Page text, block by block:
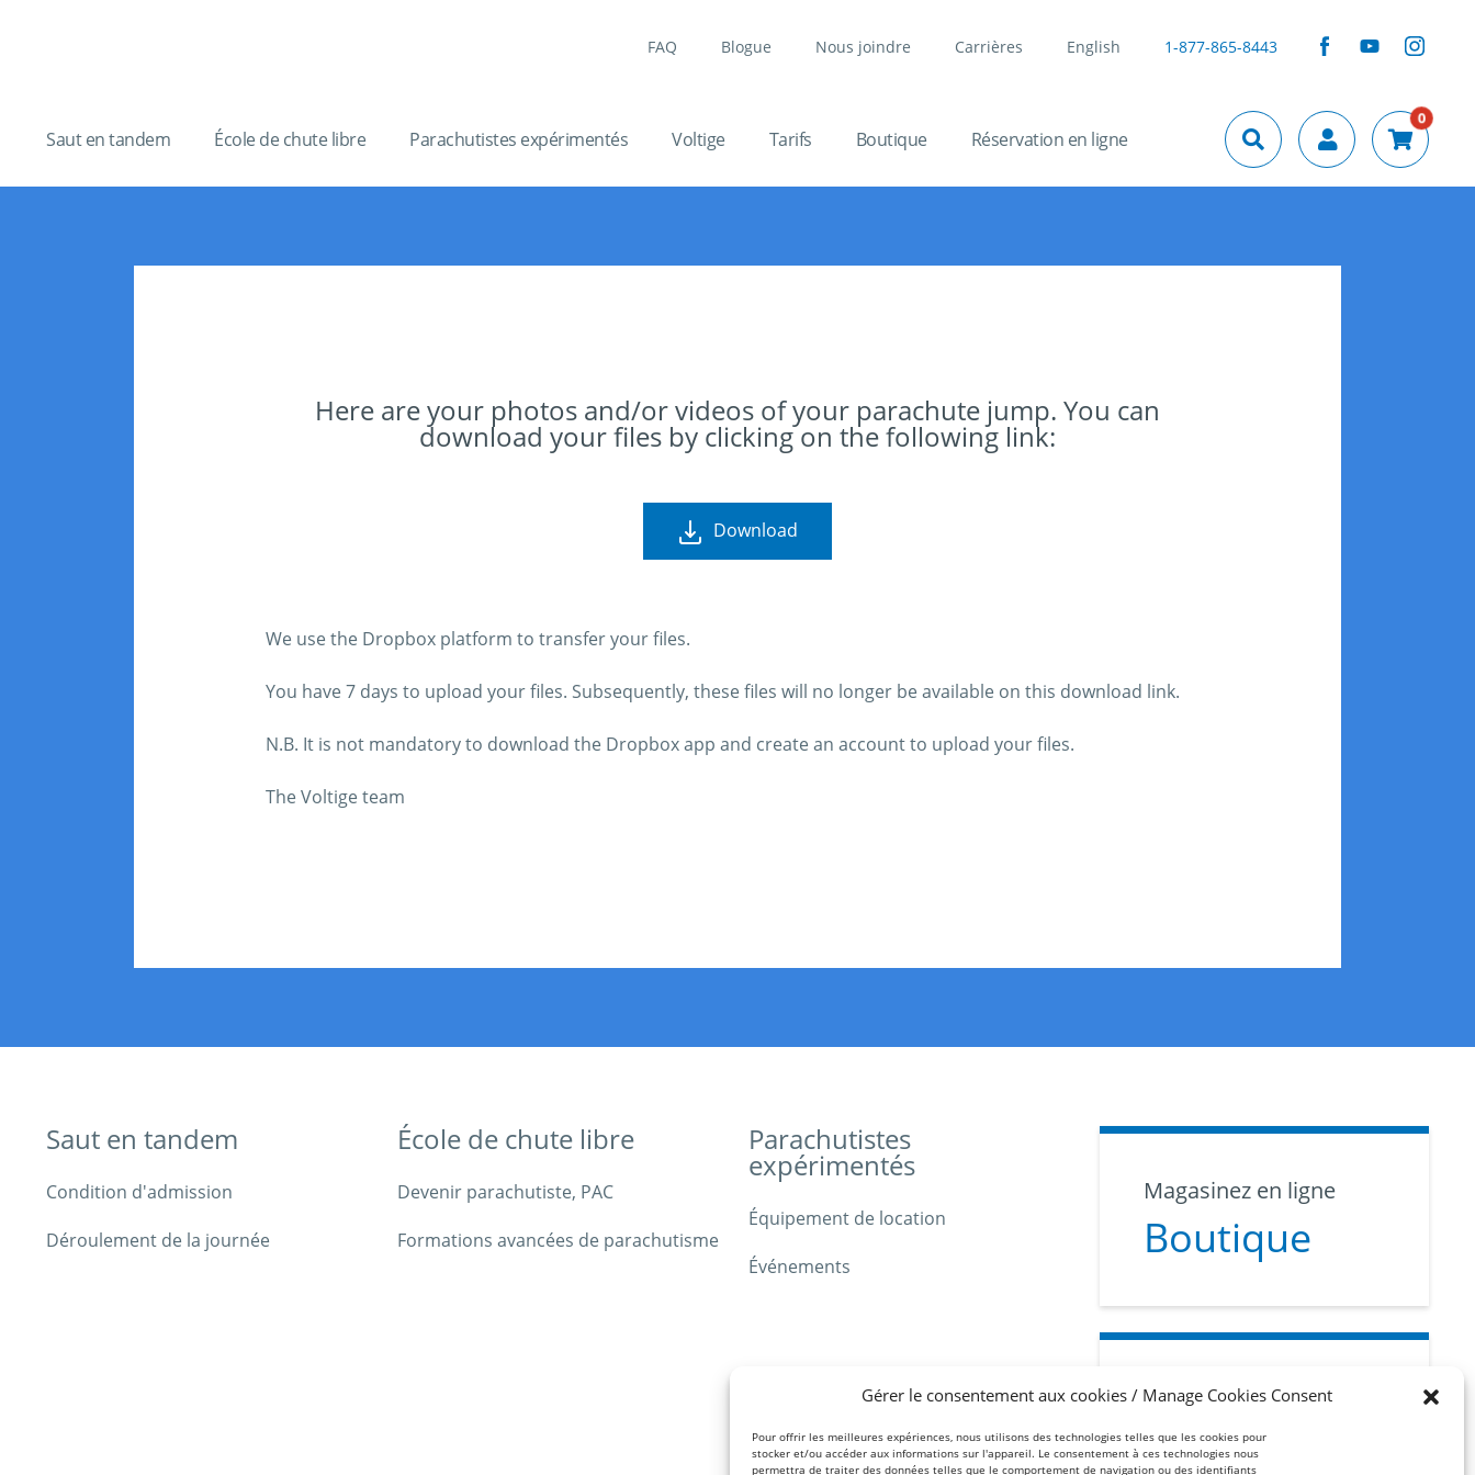
Gérer le consentement aux cookies / Manage Cookies Consent
Pour offrir les meilleures expériences, nous utilisons des technologies telles que les cookies pour
stocker et/ou accéder aux informations sur l'appareil. Le consentement à ces technologies nous
permettra de traiter des données telles que le comportement de navigation ou des identifiants
FAQ Blogue Nous joindre Carrières English 1-877-865-8443
Saut en tandem École de chute libre Parachutistes expérimentés Voltige Tarifs Boutique Réservation en ligne
0
Here are your photos and/or videos of your parachute jump. You can
download your files by clicking on the following link:
Download
We use the Dropbox platform to transfer your files.
You have 7 days to upload your files. Subsequently, these files will no longer be available on this download link.
N.B. It is not mandatory to download the Dropbox app and create an account to upload your files.
The Voltige team
Saut en tandem
Condition d'admission
Déroulement de la journée
École de chute libre
Devenir parachutiste, PAC
Formations avancées de parachutisme
Parachutistes
expérimentés
Équipement de location
Événements
Magasinez en ligne
Boutique
Abonnez-vous
Infolettre